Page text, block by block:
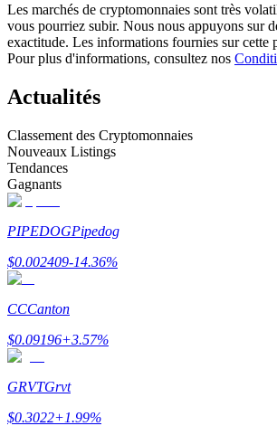
Copie de Trading
Rejoignez les meilleurs traders
Les marchés de cryptomonnaies sont très
vous pourriez subir. Nous nous appuyons sur
exactitude. Les informations fournies sur cette
Pour plus d'informations, consultez nos
Actualités
Classement des Cryptomonnaies
Nouveaux Listings
Tendances
Gagnants
PIPEDOGPipedog
$0.002409-14.36%
CCCanton
$0.09196+3.57%
GRVTGrvt
$0.3022+1.99%